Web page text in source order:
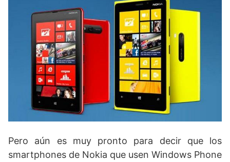
Pero aún es muy pronto para decir que los
smartphones de Nokia que usen Windows Phone